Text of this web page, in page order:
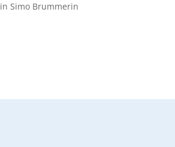
Simo Brummerin